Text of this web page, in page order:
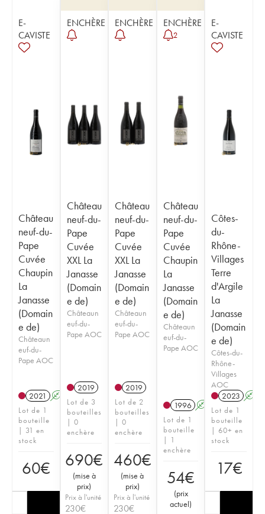
E-
CAVISTE
Château
neuf-du-
Pape
Cuvée
Chaupin
La
Janasse
(Domain
e de)
Châteaun
euf-du-
Pape AOC
2021 A
Lot de 1
bouteille
| 31 en
stock
60€
ENCHÈRE
Château
neuf-du-
Pape
Cuvée
XXL La
Janasse
(Domain
e de)
Châteaun
euf-du-
Pape AOC
2019
Lot de 3
bouteilles
| 0
enchère
690€
(mise à
prix)
Prix à l'unité
230€
ENCHÈRE
Château
neuf-du-
Pape
Cuvée
XXL La
Janasse
(Domain
e de)
Châteaun
euf-du-
Pape AOC
2019
Lot de 2
bouteilles
| 0
enchère
460€
(mise à
prix)
Prix à l'unité
230€
ENCHÈRE
2
Château
neuf-du-
Pape
Cuvée
Chaupin
La
Janasse
(Domain
e de)
Châteaun
euf-du-
Pape AOC
1996 A
Lot de 1
bouteille
| 1
enchère
54€
(prix
actuel)
E-
CAVISTE
Côtes-
du-
Rhône-
Villages
Terre
d'Argile
La
Janasse
(Domain
e de)
Côtes-du-
Rhône-
Villages
AOC
2023 A
Lot de 1
bouteille
| 60+ en
stock
17€